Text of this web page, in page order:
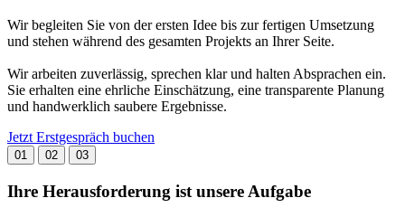
Wir begleiten Sie von der ersten Idee bis zur fertigen Umsetzung
und stehen während des gesamten Projekts an Ihrer Seite.
Wir arbeiten zuverlässig, sprechen klar und halten Absprachen ein.
Sie erhalten eine ehrliche Einschätzung, eine transparente Planung
und handwerklich saubere Ergebnisse.
Jetzt Erstgespräch buchen
01 02 03
Ihre Herausforderung ist unsere Aufgabe